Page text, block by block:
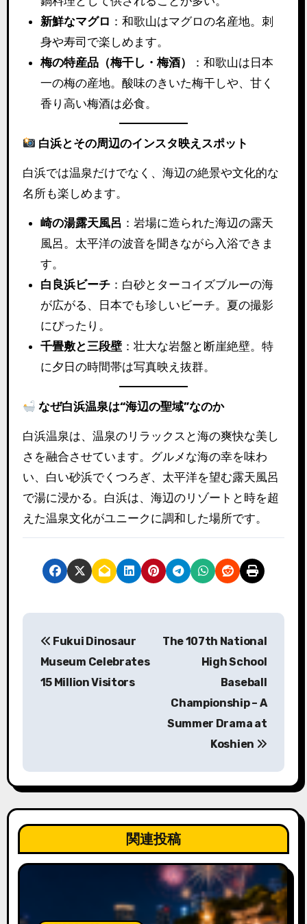
新鮮なマグロ ：和歌山はマグロの名産地。刺
身や寿司で楽しめます。
梅の特産品（梅干し・梅酒）
：和歌山は日本
一の梅の産地。酸味のきいた梅干しや、甘く
香り高い梅酒は必食。
白浜とその周辺のインスタ映えスポット
白浜では温泉だけでなく、海辺の絶景や文化的な
名所も楽しめます。
崎の湯露天風呂 ：岩場に造られた海辺の露天
風呂。太平洋の波音を聞きながら入浴できま
す。
白良浜ビーチ：白砂とターコイズブルーの海
が広がる、日本でも珍しいビーチ。夏の撮影
にぴったり。
千畳敷と三段壁：壮大な岩盤と断崖絶壁。特
に夕日の時間帯は写真映え抜群。
なぜ白浜温泉は“海辺の聖域”なのか
白浜温泉は、温泉のリラックスと海の爽快な美し
さを融合させています。グルメな海の幸を味わ
い、白い砂浜でくつろぎ、太平洋を望む露天風呂
で湯に浸かる。白浜は、海辺のリゾートと時を超
えた温泉文化がユニークに調和した場所です。
稿
ナ
ー
シ
ョ
ン
Fukui Dinosaur
Museum Celebrates
15 Million Visitors
The 107th National
High School
Baseball
Championship – A
Summer Drama at
Koshien
関連投稿